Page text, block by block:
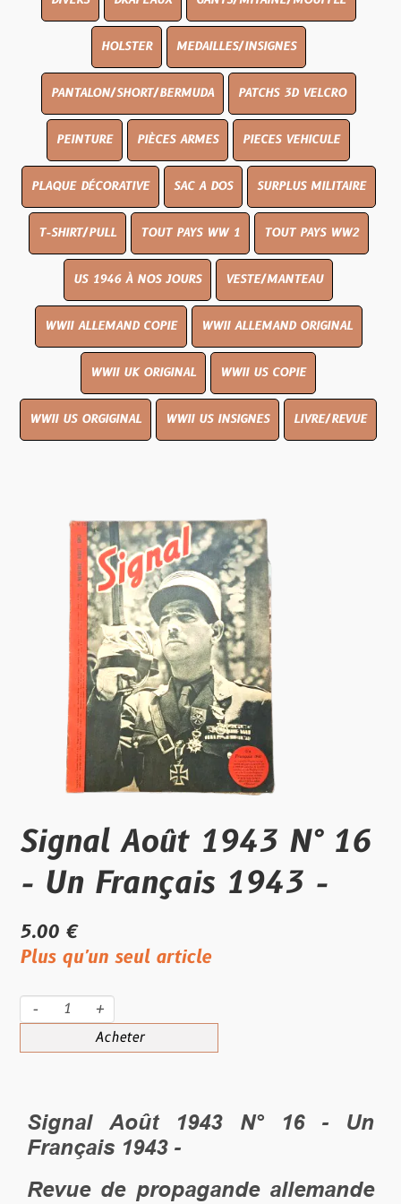
HOLSTER MEDAILLES/INSIGNES
PANTALON/SHORT/BERMUDA PATCHS 3D VELCRO
PEINTURE PIÈCES ARMES PIECES VEHICULE
PLAQUE DÉCORATIVE SAC A DOS SURPLUS MILITAIRE
T-SHIRT/PULL TOUT PAYS WW 1 TOUT PAYS WW2
US 1946 À NOS JOURS VESTE/MANTEAU
WWII ALLEMAND COPIE WWII ALLEMAND ORIGINAL
WWII UK ORIGINAL WWII US COPIE
WWII US ORGIGINAL WWII US INSIGNES LIVRE/REVUE
Signal Août 1943 N° 16
- Un Français 1943 -
5.00 €
Plus qu'un seul article
- +
Acheter
Signal Août 1943 N° 16 - Un
Français 1943 -
Revue de propagande allemande